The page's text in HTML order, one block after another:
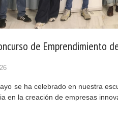
de Emprendimiento
se ha celebrado en nuestra
en la creación de empresas